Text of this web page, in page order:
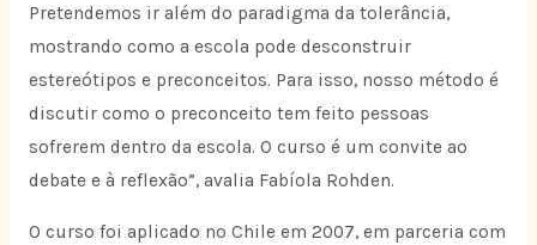
Pretendemos ir além do paradigma da tolerância,
mostrando como a escola pode desconstruir
estereótipos e preconceitos. Para isso, nosso método é
discutir como o preconceito tem feito pessoas
sofrerem dentro da escola. O curso é um convite ao
debate e à reflexão”, avalia Fabíola Rohden.
O curso foi aplicado no Chile em 2007, em parceria com